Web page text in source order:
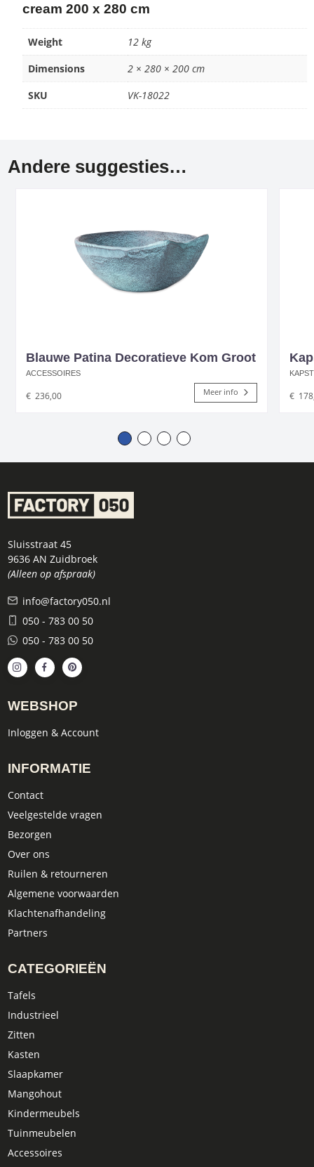
cream 200 x 280 cm
Weight
12 kg
Dimensions
2 × 280 × 200 cm
SKU
VK-18022
Andere suggesties…
Blauwe Patina Decoratieve Kom Groot
ACCESSOIRES
€ 236,00 Meer info €
Sluisstraat 45
9636 AN Zuidbroek
(Alleen op afspraak)
info@factory050.nl
050 - 783 00 50
050 - 783 00 50
WEBSHOP
Inloggen & Account
INFORMATIE
Contact
Veelgestelde vragen
Bezorgen
Over ons
Ruilen & retourneren
Algemene voorwaarden
Klachtenafhandeling
Partners
CATEGORIEËN
Tafels
Industrieel
Zitten
Kasten
Slaapkamer
Mangohout
Kindermeubels
Tuinmeubelen
Accessoires